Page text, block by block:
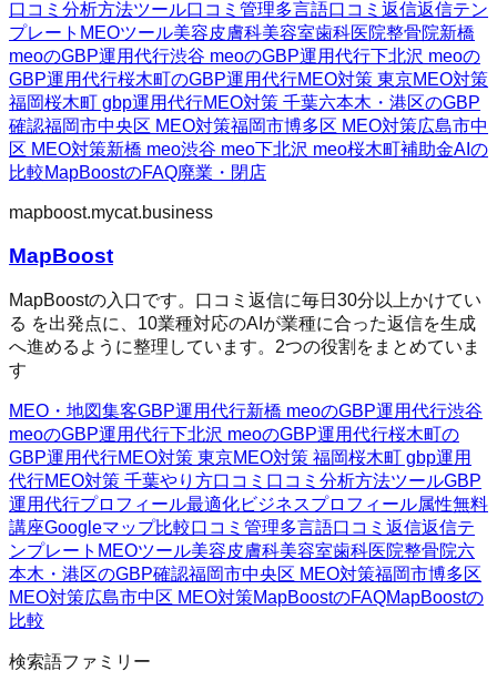
口コミ分析方法ツール口コミ管理多言語口コミ返信返信テン
プレート MEOツール美容皮膚科美容室歯科医院整骨院新橋
meoのGBP運用代行渋谷 meoのGBP運用代行下北沢 meoの
GBP運用代行桜木町のGBP運用代行MEO対策 東京MEO対策
福岡桜木町 gbp運用代行MEO対策 千葉六本木・港区のGBP
確認福岡市中央区 MEO対策福岡市博多区 MEO対策広島市中
区 MEO対策新橋 meo渋谷 meo下北沢 meo桜木町補助金AIの
比較MapBoostのFAQ廃業・閉店
mapboost.mycat.business
MapBoost
MapBoostの入口です。口コミ返信に毎日30分以上かけてい
る を出発点に、10業種対応のAIが業種に合った返信を生成
へ進めるように整理しています。2つの役割をまとめていま
す
MEO・地図集客GBP運用代行新橋 meoのGBP運用代行渋谷
meoのGBP運用代行下北沢 meoのGBP運用代行桜木町の
GBP運用代行MEO対策 東京MEO対策 福岡桜木町 gbp運用
代行MEO対策 千葉やり方口コミ 口コミ分析方法ツールGBP
運用代行プロフィール最適化ビジネスプロフィール属性無料
講座Googleマップ比較口コミ管理多言語口コミ返信返信テ
ンプレート MEOツール美容皮膚科美容室歯科医院整骨院六
本木・港区のGBP確認福岡市中央区 MEO対策福岡市博多区
MEO対策広島市中区 MEO対策MapBoostのFAQMapBoostの
比較
検索語ファミリー